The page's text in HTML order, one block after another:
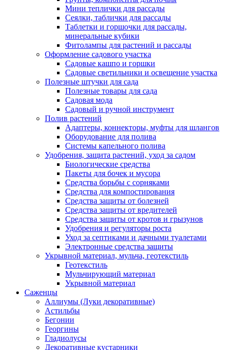
Мини теплички для рассады
Сеялки, таблички для рассады
Таблетки и горшочки для рассады,
минеральные кубики
Фитолампы для растений и рассады
Оформление садового участка
Садовые кашпо и горшки
Садовые светильники и освещение участка
Полезные штучки для сада
Полезные товары для сада
Садовая мода
Садовый и ручной инструмент
Полив растений
Адаптеры, коннекторы, муфты для шлангов
Оборудование для полива
Системы капельного полива
Удобрения, защита растений, уход за садом
Биологические средства
Пакеты для бочек и мусора
Средства борьбы с сорняками
Средства для компостирования
Средства защиты от болезней
Средства защиты от вредителей
Средства защиты от кротов и грызунов
Удобрения и регуляторы роста
Уход за септиками и дачными туалетами
Электронные средства защиты
Укрывной материал, мульча, геотекстиль
Геотекстиль
Мульчирующий материал
Укрывной материал
Саженцы
Аллиумы (Луки декоративные)
Астильбы
Бегонии
Георгины
Гладиолусы
Декоративные кустарники